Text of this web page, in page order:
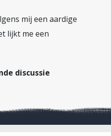
mij een aardige
lijkt me een
discussie